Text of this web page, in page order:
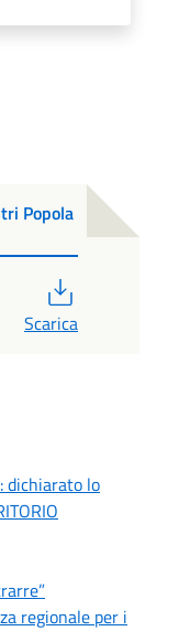
Popola
Scarica
dichiarato lo
regionale per i